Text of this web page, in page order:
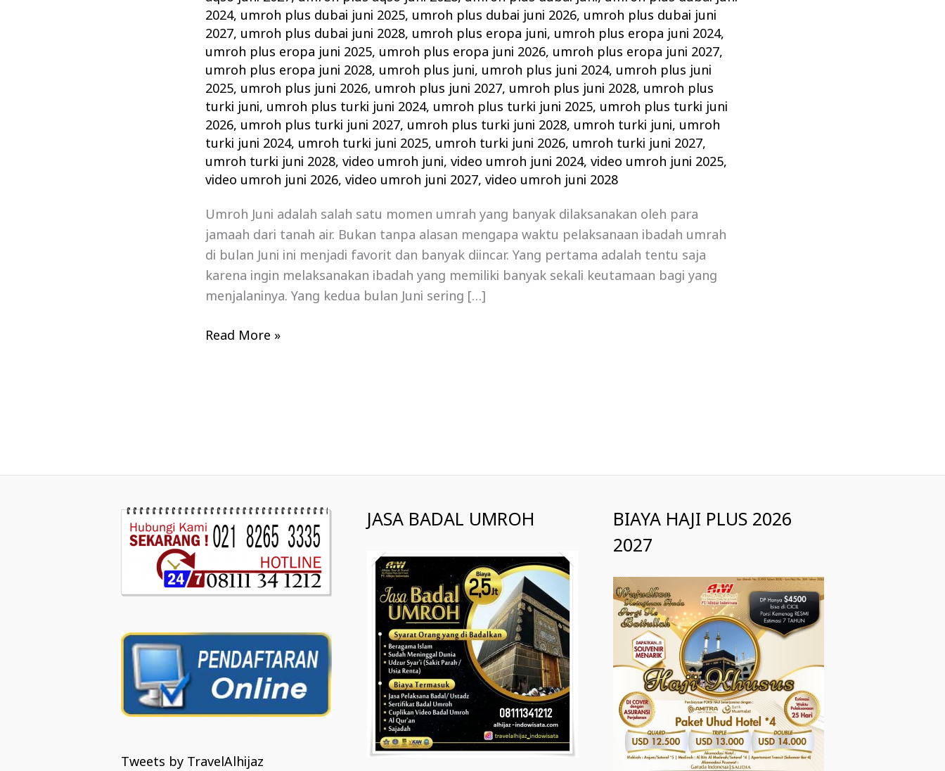
2024, umroh plus dubai juni 2025, umroh plus dubai juni 2026, umroh plus dubai juni
2027, umroh plus dubai juni 2028, umroh plus eropa juni, umroh plus eropa juni 2024,
umroh plus eropa juni 2025, umroh plus eropa juni 2026, umroh plus eropa juni 2027,
umroh plus eropa juni 2028, umroh plus juni, umroh plus juni 2024, umroh plus juni
2025, umroh plus juni 2026, umroh plus juni 2027, umroh plus juni 2028, umroh plus
turki juni, umroh plus turki juni 2024, umroh plus turki juni 2025, umroh plus turki juni
2026, umroh plus turki juni 2027, umroh plus turki juni 2028, umroh turki juni, umroh
turki juni 2024, umroh turki juni 2025, umroh turki juni 2026, umroh turki juni 2027,
umroh turki juni 2028,video umroh juni,video umroh juni 2024,video umroh juni 2025,
video umroh juni 2026,video umroh juni 2027,video umroh juni 2028
Umroh Juni adalah salah satu momen umrah yang banyak dilaksanakan oleh para
jamaah dari tanah air. Bukan tanpa alasan mengapa waktu pelaksanaan ibadah umrah
di bulan Juni ini menjadi favorit dan banyak diincar. Yang pertama adalah tentu saja
karena ingin melaksanakan ibadah yang memiliki banyak sekali keutamaan bagi yang
menjalaninya. Yang kedua bulan Juni sering […]
Read More »
Tweets by TravelAlhijaz
JASA BADAL UMROH
BIAYA HAJI PLUS 2026
2027